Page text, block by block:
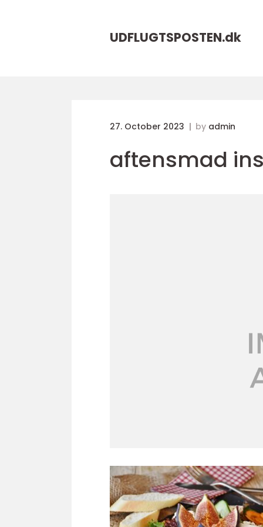
UDFLUGTSPOSTEN.dk
27. October 2023 by admin
aftensmad